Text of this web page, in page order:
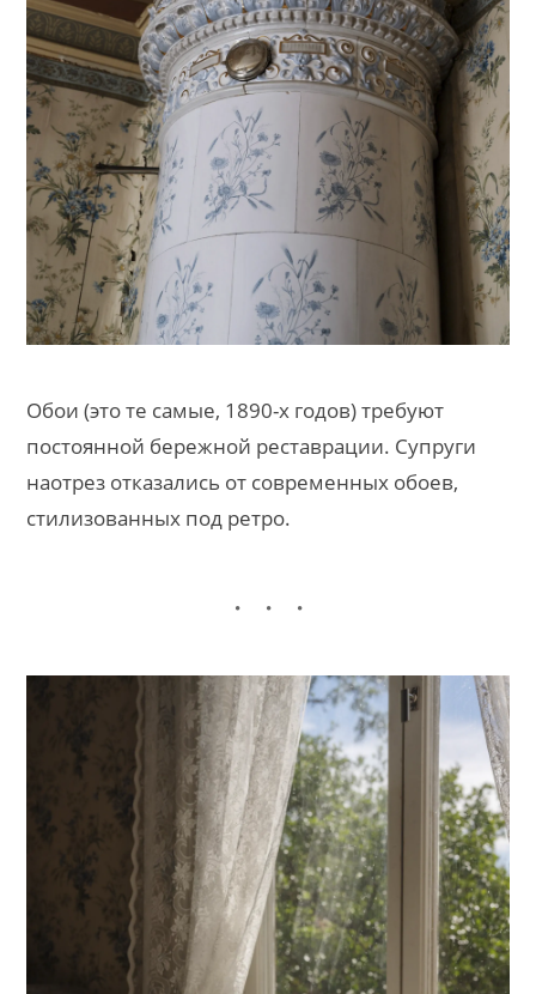
Обои (это те самые, 1890-х годов) требуют
постоянной бережной реставрации. Супруги
наотрез отказались от современных обоев,
стилизованных под ретро.